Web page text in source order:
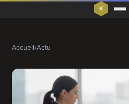
Accueil›Actu